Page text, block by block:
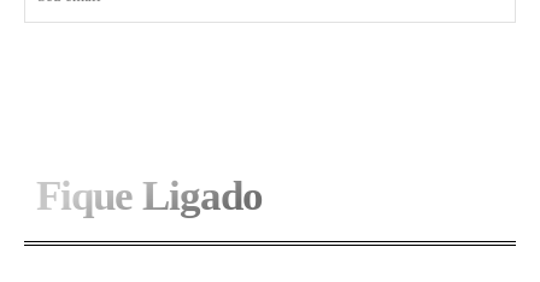
Fique Ligado